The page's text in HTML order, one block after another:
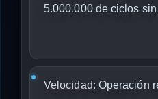
5.000.000 de ciclos
Velocidad: Operación